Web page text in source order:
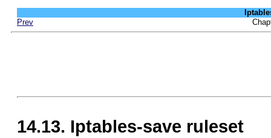
Prev
14.13. Iptables-save ruleset